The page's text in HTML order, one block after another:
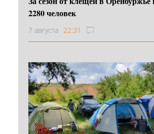
2280 человек
7 августа 22:31